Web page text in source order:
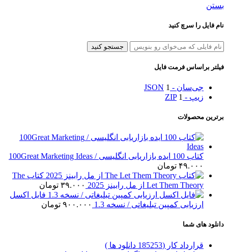
بستن
نام فایل را سرچ کنید
جستجو کنید
فیلتر براساس فرمت فایل
جی‌سان - JSON 1
زیپ - ZIP 1
برترین محصولات
کتاب 100 ایده بازاریابی انگلیسی / 100Great Marketing Ideas
۴۹.۰۰۰ تومان
کتاب The
Let Them Theory از مل رابینز 2025
۳۹.۰۰۰ تومان
فایل اکسل
ارزیابی کمپین تبلیغاتی / نسخه 1.3
۹۰۰.۰۰۰ تومان
دانلود های شما
قرارداد کار (185253 دانلود ها )